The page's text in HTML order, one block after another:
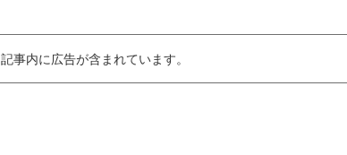
記事内に広告が含まれています。